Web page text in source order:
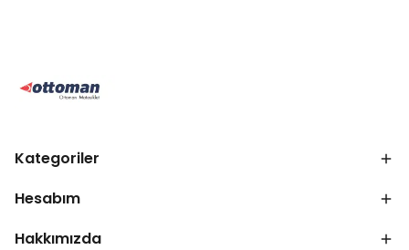
Kategoriler
Hesabım
Hakkımızda